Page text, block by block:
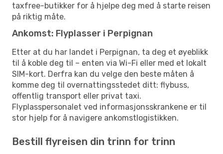
taxfree-butikker for å hjelpe deg med å starte reisen
på riktig måte.
Ankomst: Flyplasser i Perpignan
Etter at du har landet i Perpignan, ta deg et øyeblikk
til å koble deg til – enten via Wi-Fi eller med et lokalt
SIM-kort. Derfra kan du velge den beste måten å
komme deg til overnattingsstedet ditt: flybuss,
offentlig transport eller privat taxi.
Flyplasspersonalet ved informasjonsskrankene er til
stor hjelp for å navigere ankomstlogistikken.
Bestill flyreisen din trinn for trinn